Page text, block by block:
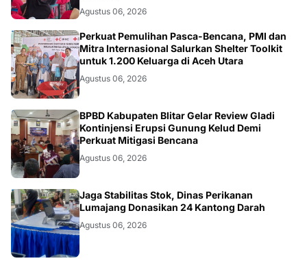
Agustus 06, 2026
ACEH
Perkuat Pemulihan Pasca-Bencana, PMI dan
Mitra Internasional Salurkan Shelter Toolkit
untuk 1.200 Keluarga di Aceh Utara
Agustus 06, 2026
BLITAR
BPBD Kabupaten Blitar Gelar Review Gladi
Kontinjensi Erupsi Gunung Kelud Demi
Perkuat Mitigasi Bencana
Agustus 06, 2026
JATIM
Jaga Stabilitas Stok, Dinas Perikanan
Lumajang Donasikan 24 Kantong Darah
Agustus 06, 2026